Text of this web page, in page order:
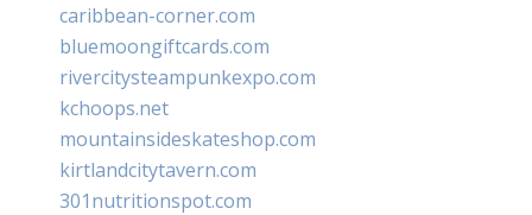
caribbean-corner.com
bluemoongiftcards.com
rivercitysteampunkexpo.com
kchoops.net
mountainsideskateshop.com
kirtlandcitytavern.com
301nutritionspot.com